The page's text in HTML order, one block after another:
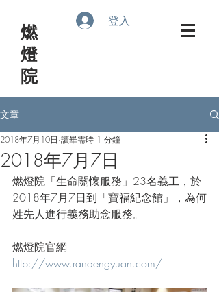
​燃
燈
院
登入
文章
2018年7月7日
2018年7月10日 讀畢需時 1 分鐘
燃燈院「生命關懷服務」23名義工，於
2018年7月7日到「寶福紀念館」，為何
姓先人進行義務助念服務。
燃燈院官網
http://www.randengyuan.com/